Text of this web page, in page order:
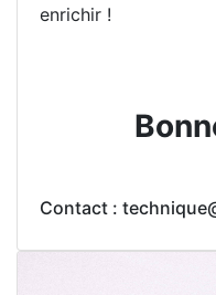
enrichir !
Contact :